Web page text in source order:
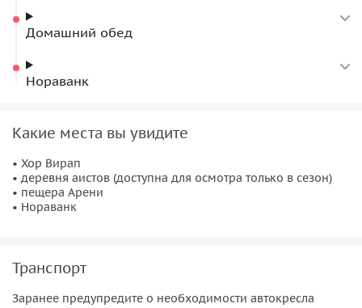
Домашний обед
Нораванк
Какие места вы увидите
• Хор Вирап
• деревня аистов (доступна для осмотра только в сезон)
• пещера Арени
• Нораванк
Транспорт
Заранее предупредите о необходимости автокресла